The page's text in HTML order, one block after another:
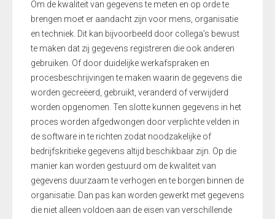
Om de kwaliteit van gegevens te meten en op orde te
brengen moet er aandacht zijn voor mens, organisatie
en techniek. Dit kan bijvoorbeeld door collega’s bewust
te maken dat zij gegevens registreren die ook anderen
gebruiken. Of door duidelijke werkafspraken en
procesbeschrijvingen te maken waarin de gegevens die
worden gecreëerd, gebruikt, veranderd of verwijderd
worden opgenomen. Ten slotte kunnen gegevens in het
proces worden afgedwongen door verplichte velden in
de software in te richten zodat noodzakelijke of
bedrijfskritieke gegevens altijd beschikbaar zijn. Op die
manier kan worden gestuurd om de kwaliteit van
gegevens duurzaam te verhogen en te borgen binnen de
organisatie. Dan pas kan worden gewerkt met gegevens
die niet alleen voldoen aan de eisen van verschillende